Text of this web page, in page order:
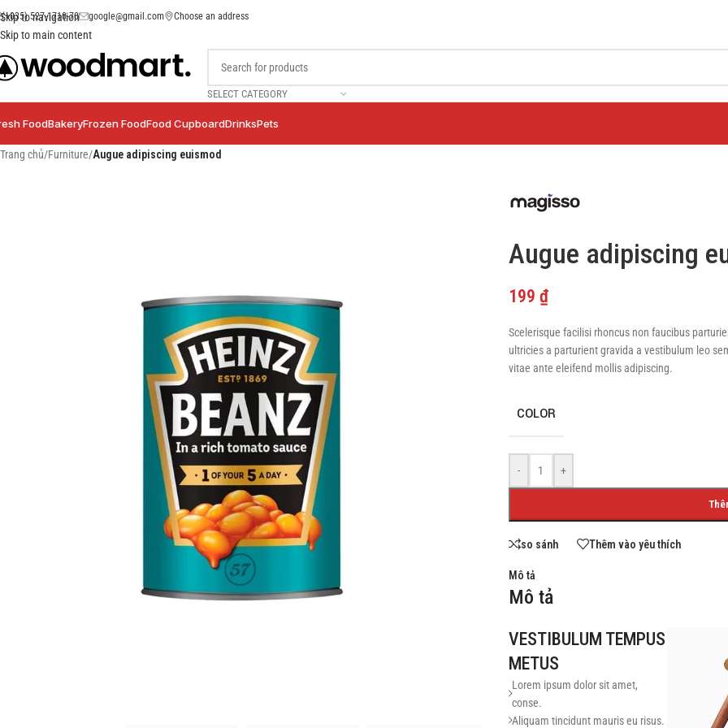
Skip to navigation
Skip to main content
(+035) 527-1710-70 google@gmail.com Choose an address
SELECT CATEGORY
FoodBakeryFrozen FoodFood CupboardDrinksPets
Small categories menu
With background
Category description
Header overlap
Trang chủ/Furniture/Augue adipiscing euismod
Augue adipiscing
199 ₫
Scelerisque facilisi rhoncus non faucibus
ultricies a parturient gravida a vestibulum leo
vitae ante eleifend mollis adipiscing.
COLOR
- +
so sánh Thêm vào yêu thích
Mô tả
Mô tả
VESTIBULUM TEMPUS
METUS
Lorem ipsum dolor sit amet,
conse.
Aliquam tincidunt mauris eu risus.